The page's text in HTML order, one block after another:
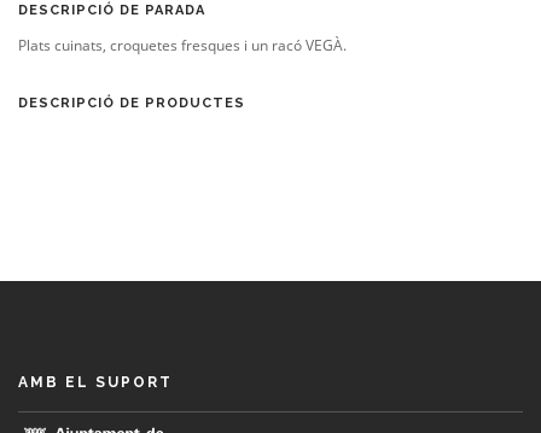
DESCRIPCIÓ DE PARADA
Plats cuinats, croquetes fresques i un racó VEGÀ.
DESCRIPCIÓ DE PRODUCTES
AMB EL SUPORT